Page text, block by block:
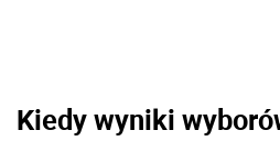
Kiedy wyniki